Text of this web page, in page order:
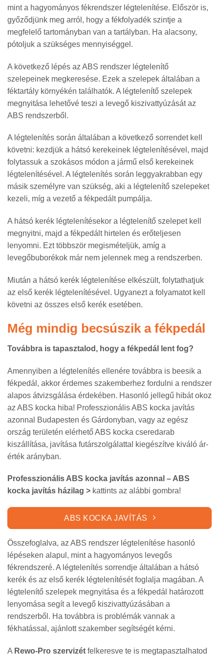
mint a hagyományos fékrendszer légtelenítése. Először is,
győződjünk meg arról, hogy a fékfolyadék szintje a
megfelelő tartományban van a tartályban. Ha alacsony,
pótoljuk a szükséges mennyiséggel.
A következő lépés az ABS rendszer légtelenítő
szelepeinek megkeresése. Ezek a szelepek általában a
féktartály környékén találhatók. A légtelenítő szelepek
megnyitása lehetővé teszi a levegő kiszivattyúzását az
ABS rendszerből.
A légtelenítés során általában a következő sorrendet kell
követni: kezdjük a hátsó kerekeinek légtelenítésével, majd
folytassuk a szokásos módon a jármű első kerekeinek
légtelenítésével. A légtelenítés során leggyakrabban egy
másik személyre van szükség, aki a légtelenítő szelepeket
kezeli, míg a vezető a fékpedált pumpálja.
A hátsó kerék légtelenítésekor a légtelenítő szelepet kell
megnyitni, majd a fékpedált hirtelen és erőteljesen
lenyomni. Ezt többször megismételjük, amíg a
levegőbuborékok már nem jelennek meg a rendszerben.
Miután a hátsó kerék légtelenítése elkészült, folytathatjuk
az első kerék légtelenítésével. Ugyanezt a folyamatot kell
követni az összes első kerék esetében.
Még mindig becsúszik a fékpedál
Továbbra is tapasztalod, hogy a fékpedál lent fog?
Amennyiben a légtelenítés ellenére továbbra is beesik a
fékpedál, akkor érdemes szakemberhez fordulni a rendszer
alapos átvizsgálása érdekében. Hasonló jellegű hibát okoz
az ABS kocka hiba! Professzionális ABS kocka javítás
azonnal Budapesten és Gárdonyban, vagy az egész
ország területén elérhető ABS kocka cseredarab
kiszállítása, javítása futárszolgálattal kiegészítve kiváló ár-
érték arányban.
Professzionális ABS kocka javítás azonnal – ABS
kocka javítás házilag > kattints az alábbi gombra!
ABS KOCKA JAVÍTÁS
Összefoglalva, az ABS rendszer légtelenítése hasonló
lépéseken alapul, mint a hagyományos levegős
fékrendszeré. A légtelenítés sorrendje általában a hátsó
kerék és az első kerék légtelenítését foglalja magában. A
légtelenítő szelepek megnyitása és a fékpedál határozott
lenyomása segít a levegő kiszivattyúzásában a
rendszerből. Ha továbbra is problémák vannak a
fékhatással, ajánlott szakember segítségét kérni.
A Rewo-Pro szervizét felkeresve te is megtapasztalhatod